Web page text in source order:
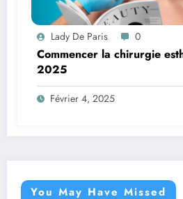
Lady De Paris 0
Commencer la chirurgie
2025
Février 4, 2025
You May Have Missed